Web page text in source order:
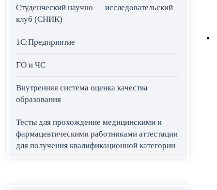
Студенческий научно — исследовательский
клуб (СНИК)
1С:Предприятие
ГО и ЧС
Внутренняя система оценка качества
образования
Тесты для прохождение медицинскими и
фармацевтическими работниками аттестации
для получения квалификационной категории